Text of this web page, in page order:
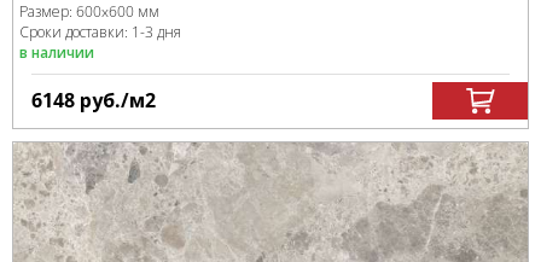
Размер: 600x600 мм
Сроки доставки: 1-3 дня
в наличии
6148 руб./м2